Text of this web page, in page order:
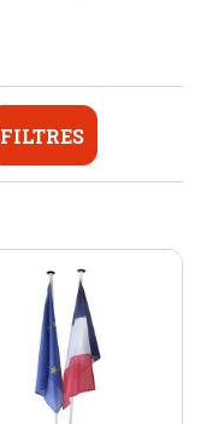
FILTRES